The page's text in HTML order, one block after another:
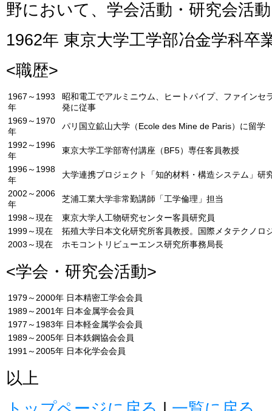
野において、学会活動・研究会活
1962年 東京大学工学部冶金学科卒
<職歴>
1967～1993
年
昭和電工でアルミニウム、ヒートパイプ、ファイン
発に従事
1969～1970
年
パリ国立鉱山大学（Ecole des Mine de Paris）に留学
1992～1996
年
東京大学工学部寄付講座（BF5）専任客員教授
1996～1998
年
大学連携プロジェクト「知的材料・構造システム」研
2002～2006
年
芝浦工業大学非常勤講師「工学倫理」担当
1998～現在
東京大学人工物研究センター客員研究員
1999～現在
拓殖大学日本文化研究所客員教授。国際メタテクノロ
2003～現在
ホモコントリビューエンス研究所事務局長
<学会・研究会活動>
1979～2000年 日本精密工学会会員
1989～2001年 日本金属学会会員
1977～1983年 日本軽金属学会会員
1989～2005年 日本鉄鋼協会会員
1991～2005年 日本化学会会員
以上